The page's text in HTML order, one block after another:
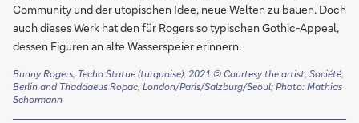
Community und der utopischen Idee, neue Welten zu bauen. Doch
auch dieses Werk hat den für Rogers so typischen Gothic-Appeal,
dessen Figuren an alte Wasserspeier erinnern.
Bunny Rogers, Techo Statue (turquoise), 2021 © Courtesy the artist, Société,
Berlin and Thaddaeus Ropac, London/Paris/Salzburg/Seoul; Photo: Mathias
Schormann